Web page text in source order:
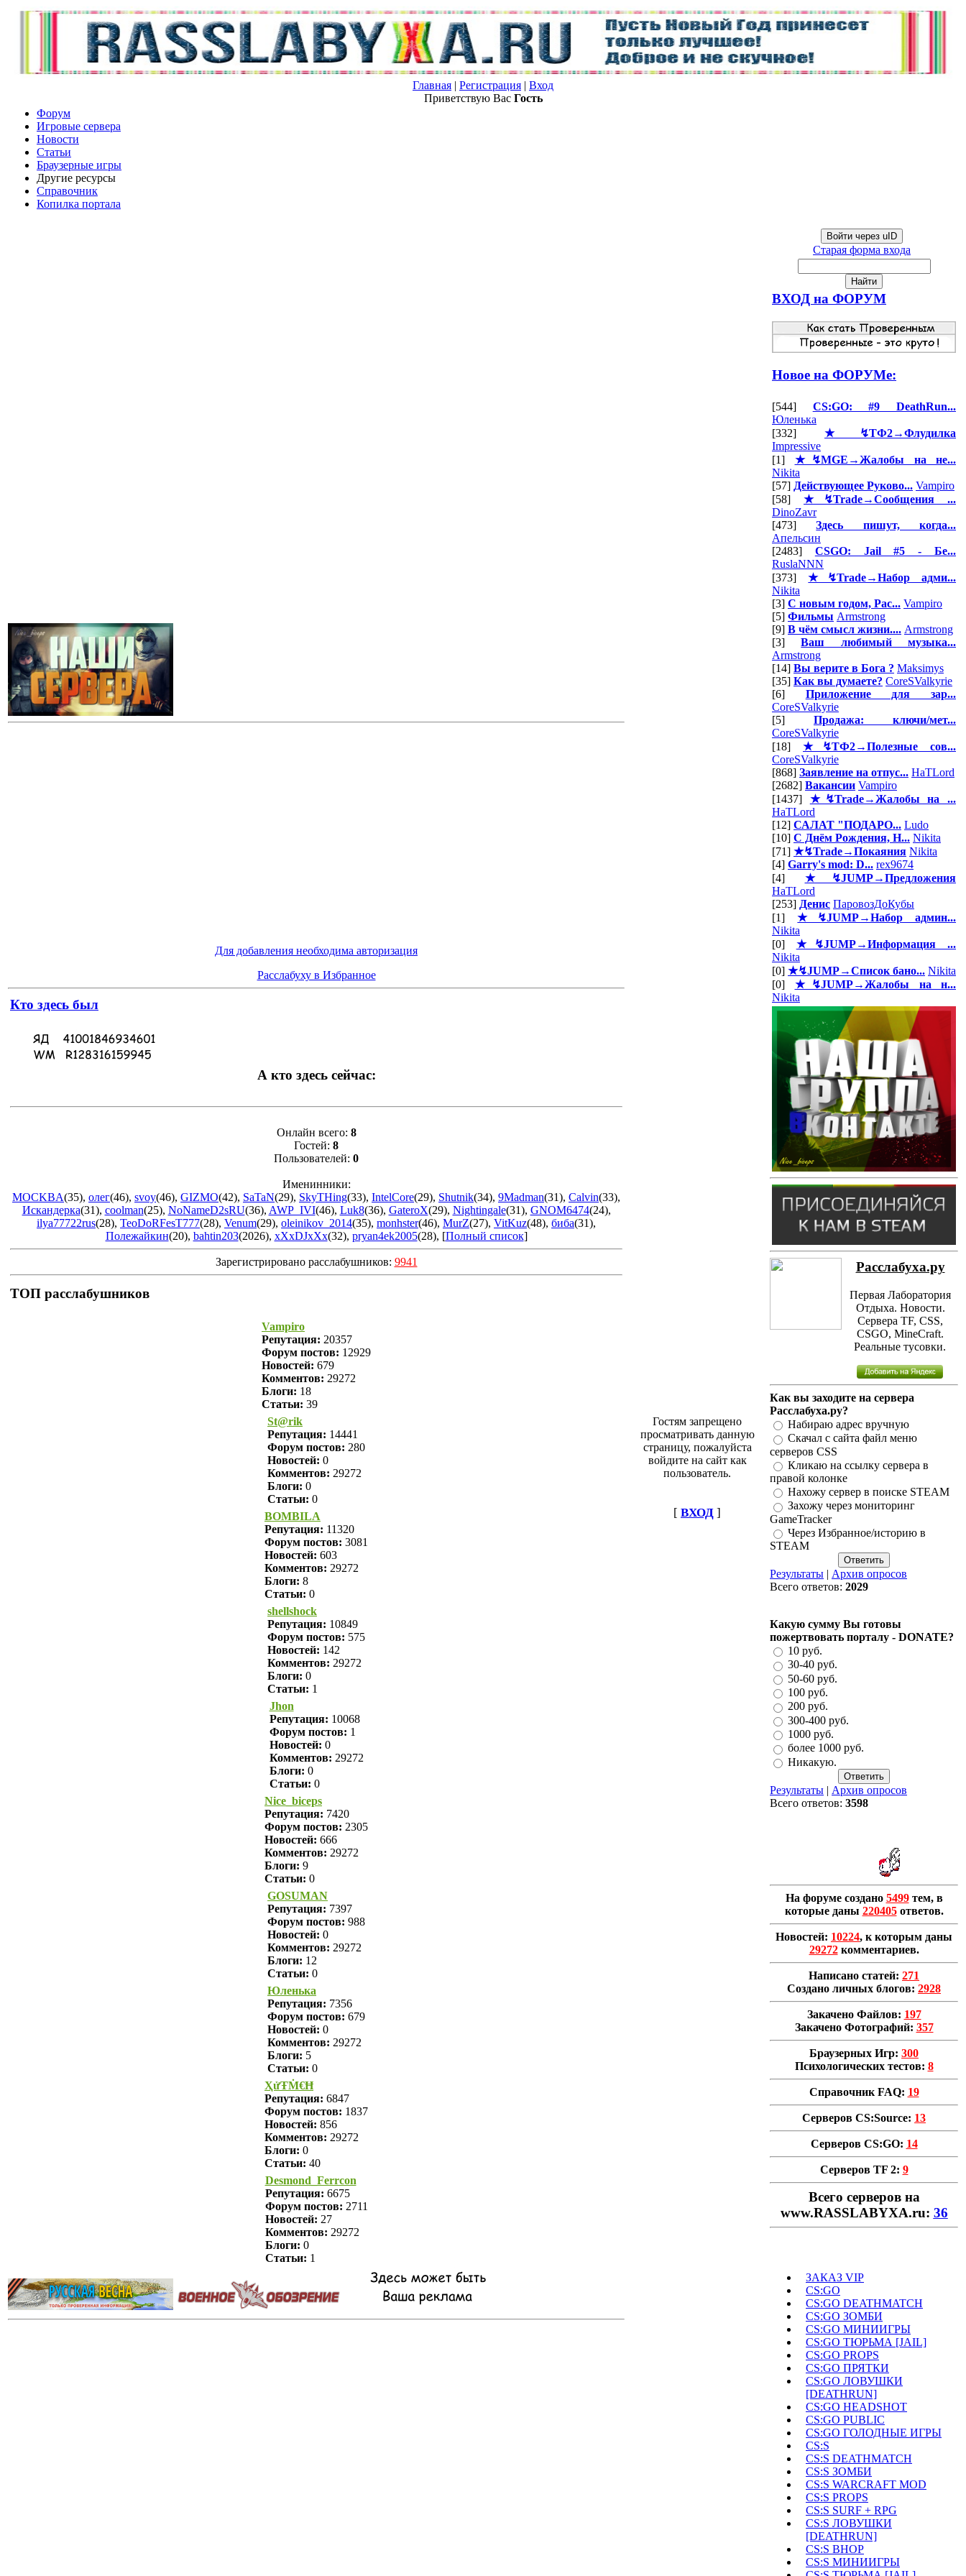
Главная | Регистрация | Вход
Приветствую Вас Гость
Форум
Игровые сервера
Новости
Статьи
Браузерные игры
Другие ресурсы
Справочник
Копилка портала
Для добавления необходима авторизация
Расслабуху в Избранное
Кто здесь был
А кто здесь сейчас:
Онлайн всего: 8
Гостей: 8
Пользователей: 0
Именинники:
MOCKBA(35), олег(46), svoy(46), GIZMO(42), SaTaN(29), SkyTHing(33), IntelCore(29), Shutnik(34), 9Madman(31), Calvin(33),
Искандерка(31), coolman(25), NoNameD2sRU(36), AWP_IVI(46), Luk8(36), GateroX(29), Nightingale(31), GNOM6474(24),
ilya77722rus(28), TeoDoRFesT777(28), Venum(29), oleinikov_2014(35), monhster(46), MurZ(27), VitKuz(48), биба(31),
Полежайкин(20), bahtin203(2026), xXxDJxXx(32), pryan4ek2005(28), [Полный список]
Зарегистрировано расслабушников: 9941
ТОП расслабушников
Vampiro
Репутация: 20357
Форум постов: 12929
Новостей: 679
Комментов: 29272
Блоги: 18
Статьи: 39
St@rik
Репутация: 14441
Форум постов: 280
Новостей: 0
Комментов: 29272
Блоги: 0
Статьи: 0
BOMBILA
Репутация: 11320
Форум постов: 3081
Новостей: 603
Комментов: 29272
Блоги: 8
Статьи: 0
shellshock
Репутация: 10849
Форум постов: 575
Новостей: 142
Комментов: 29272
Блоги: 0
Статьи: 1
Jhon
Репутация: 10068
Форум постов: 1
Новостей: 0
Комментов: 29272
Блоги: 0
Статьи: 0
Nice_biceps
Репутация: 7420
Форум постов: 2305
Новостей: 666
Комментов: 29272
Блоги: 9
Статьи: 0
GOSUMAN
Репутация: 7397
Форум постов: 988
Новостей: 0
Комментов: 29272
Блоги: 12
Статьи: 0
Юленька
Репутация: 7356
Форум постов: 679
Новостей: 0
Комментов: 29272
Блоги: 5
Статьи: 0
ҲửŦṀ€Ħ
Репутация: 6847
Форум постов: 1837
Новостей: 856
Комментов: 29272
Блоги: 0
Статьи: 40
Desmond_Ferrcon
Репутация: 6675
Форум постов: 2711
Новостей: 27
Комментов: 29272
Блоги: 0
Статьи: 1
Гостям запрещено
просматривать данную
страницу, пожалуйста
войдите на сайт как
пользователь.
[ ВХОД ]
Войти через uID
Старая форма входа
ВХОД на ФОРУМ
Новое на ФОРУМе:
[544] CS:GO: #9 DeathRun...
Юленька
[332] ★↯ТФ2→Флудилка
Impressive
[1] ★↯MGE→Жалобы на не...
Nikita
[57] Действующее Руково... Vampiro
[58] ★↯Trade→Сообщения ...
DinoZavr
[473]Здесь пишут, когда...
Апельсин
[2483] CSGO: Jail #5 - Бе...
RuslaNNN
[373]★↯Trade→Набор адми...
Nikita
[3] С новым годом, Рас... Vampiro
[5] Фильмы Armstrong
[9] В чём смысл жизни.... Armstrong
[3]Ваш любимый музыка...
Armstrong
[14] Вы верите в Бога ? Maksimys
[35] Как вы думаете? CoreSValkyrie
[6] Приложение для зар...
CoreSValkyrie
[5] Продажа: ключи/мет...
CoreSValkyrie
[18] ★↯ТФ2→Полезные сов...
CoreSValkyrie
[868] Заявление на отпус... HaTLord
[2682] Вакансии Vampiro
[1437] ★↯Trade→Жалобы на ...
HaTLord
[12] САЛАТ "ПОДАРО... Ludo
[10] С Днём Рождения, Н... Nikita
[71] ★↯Trade→Покаяния Nikita
[4] Garry's mod: D... rex9674
[4] ★↯JUMP→Предложения
HaTLord
[253] Денис ПаровозДоКубы
[1]★↯JUMP→Набор админ...
Nikita
[0] ★↯JUMP→Информация ...
Nikita
[0] ★↯JUMP→Список бано... Nikita
[0] ★↯JUMP→Жалобы на н...
Nikita
Расслабуха.ру
Первая Лаборатория
Отдыха. Новости.
Сервера TF, CSS,
CSGO, MineCraft.
Реальные тусовки.
Как вы заходите на сервера
Расслабуха.ру?
Набираю адрес вручную
Скачал с сайта файл меню
серверов CSS
Кликаю на ссылку сервера в
правой колонке
Нахожу сервер в поиске STEAM
Захожу через мониторинг
GameTracker
Через Избранное/историю в
STEAM
Результаты | Архив опросов
Всего ответов: 2029
Какую сумму Вы готовы
пожертвовать порталу - DONATE?
10 руб.
30-40 руб.
50-60 руб.
100 руб.
200 руб.
300-400 руб.
1000 руб.
более 1000 руб.
Никакую.
Результаты | Архив опросов
Всего ответов: 3598
На форуме создано 5499тем, в
которые даны 220405ответов.
Новостей: 10224, к которым даны
29272комментариев.
Написано статей: 271
Создано личных блогов: 2928
Закачено Файлов: 197
Закачено Фотографий: 357
Браузерных Игр: 300
Психологических тестов: 8
Справочник FAQ: 19
Серверов CS:Source: 13
Серверов CS:GO: 14
Серверов TF 2: 9
Всего cерверов на
www.RASSLABYXA.ru: 36
ЗАКАЗ VIP
CS:GO
CS:GO DEATHMATCH
CS:GO ЗОМБИ
CS:GO МИНИИГРЫ
CS:GO ТЮРЬМА [JAIL]
CS:GO PROPS
CS:GO ПРЯТКИ
CS:GO ЛОВУШКИ
[DEATHRUN]
CS:GO HEADSHOT
CS:GO PUBLIC
CS:GO ГОЛОДНЫЕ ИГРЫ
CS:S
CS:S DEATHMATCH
CS:S ЗОМБИ
CS:S WARCRAFT MOD
CS:S PROPS
CS:S SURF + RPG
CS:S ЛОВУШКИ
[DEATHRUN]
CS:S BHOP
CS:S МИНИИГРЫ